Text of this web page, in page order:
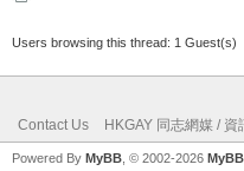
Users browsing this thread: 1 Guest(s)
Contact Us HKGAY 同志網媒 / 資
Powered By MyBB , © 2002-2026